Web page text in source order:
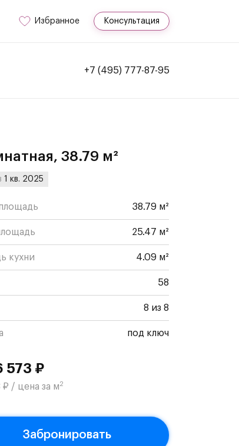
Избранное Консультация
+7 (495) 777-87-95
38.79 м²
1 кв. 2025
38.79 м²
25.47 м²
кухни 4.09 м²
58
8 из 8
под ключ
573 ₽
₽ / цена за м2
Забронировать